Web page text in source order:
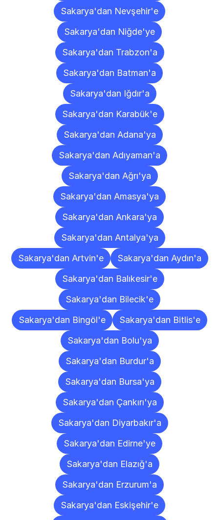
Sakarya'dan Nevşehir'e
Sakarya'dan Niğde'ye
Sakarya'dan Trabzon'a
Sakarya'dan Batman'a
Sakarya'dan Iğdır'a
Sakarya'dan Karabük'e
Sakarya'dan Adana'ya
Sakarya'dan Adıyaman'a
Sakarya'dan Ağrı'ya
Sakarya'dan Amasya'ya
Sakarya'dan Ankara'ya
Sakarya'dan Antalya'ya
Sakarya'dan Artvin'e
Sakarya'dan Aydın'a
Sakarya'dan Balıkesir'e
Sakarya'dan Bilecik'e
Sakarya'dan Bingöl'e
Sakarya'dan Bitlis'e
Sakarya'dan Bolu'ya
Sakarya'dan Burdur'a
Sakarya'dan Bursa'ya
Sakarya'dan Çankırı'ya
Sakarya'dan Diyarbakır'a
Sakarya'dan Edirne'ye
Sakarya'dan Elazığ'a
Sakarya'dan Erzurum'a
Sakarya'dan Eskişehir'e